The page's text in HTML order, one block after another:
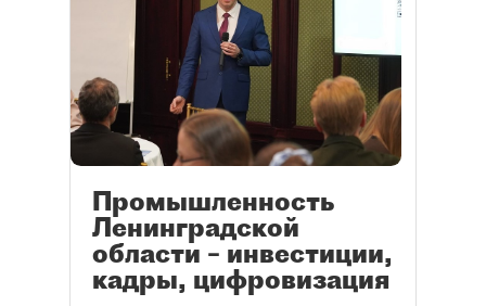
Промышленность
Ленинградской
области – инвестиции,
кадры, цифровизация